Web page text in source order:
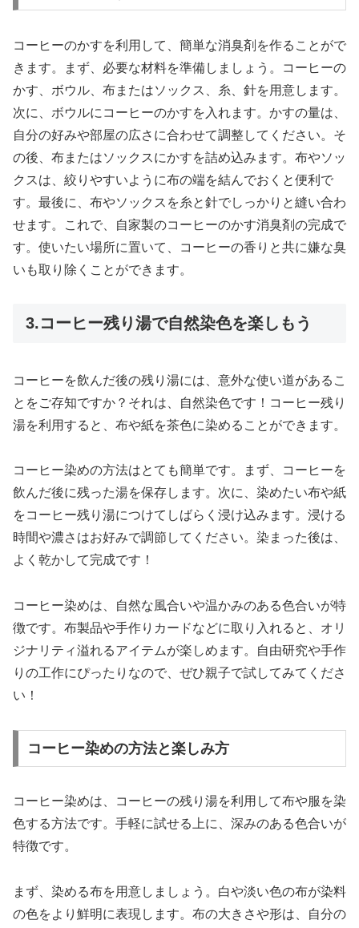
コーヒーのかすを利用して、簡単な消臭剤を作ることがで
きます。まず、必要な材料を準備しましょう。コーヒーの
かす、ボウル、布またはソックス、糸、針を用意します。
次に、ボウルにコーヒーのかすを入れます。かすの量は、
自分の好みや部屋の広さに合わせて調整してください。そ
の後、布またはソックスにかすを詰め込みます。布やソッ
クスは、絞りやすいように布の端を結んでおくと便利で
す。最後に、布やソックスを糸と針でしっかりと縫い合わ
せます。これで、自家製のコーヒーのかす消臭剤の完成で
す。使いたい場所に置いて、コーヒーの香りと共に嫌な臭
いも取り除くことができます。
3.コーヒー残り湯で自然染色を楽しもう
コーヒーを飲んだ後の残り湯には、意外な使い道があるこ
とをご存知ですか？それは、自然染色です！コーヒー残り
湯を利用すると、布や紙を茶色に染めることができます。
コーヒー染めの方法はとても簡単です。まず、コーヒーを
飲んだ後に残った湯を保存します。次に、染めたい布や紙
をコーヒー残り湯につけてしばらく浸け込みます。浸ける
時間や濃さはお好みで調節してください。染まった後は、
よく乾かして完成です！
コーヒー染めは、自然な風合いや温かみのある色合いが特
徴です。布製品や手作りカードなどに取り入れると、オリ
ジナリティ溢れるアイテムが楽しめます。自由研究や手作
りの工作にぴったりなので、ぜひ親子で試してみてくださ
い！
コーヒー染めの方法と楽しみ方
コーヒー染めは、コーヒーの残り湯を利用して布や服を染
色する方法です。手軽に試せる上に、深みのある色合いが
特徴です。
まず、染める布を用意しましょう。白や淡い色の布が染料
の色をより鮮明に表現します。布の大きさや形は、自分の